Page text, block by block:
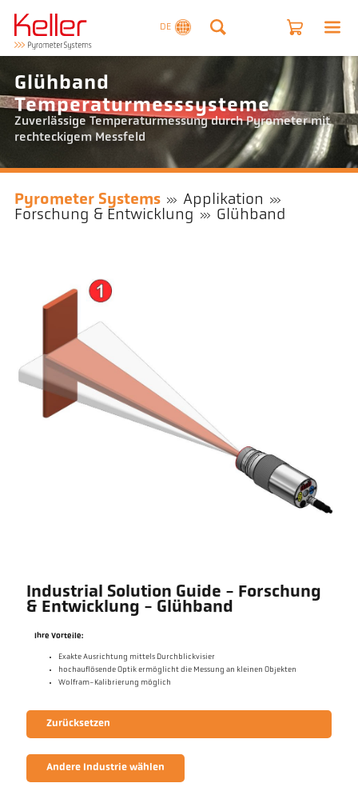
DE
Glühband
Temperaturmesssysteme
Zuverlässige Temperaturmessung durch Pyrometer mit
rechteckigem Messfeld
Pyrometer Systems
Applikation
Forschung & Entwicklung
Glühband
Industrial Solution Guide - Forschung
& Entwicklung - Glühband
Ihre Vorteile:
Exakte Ausrichtung mittels Durchblickvisier
hochauflösende Optik ermöglicht die Messung an kleinen Objekten
Wolfram-Kalibrierung möglich
Zurücksetzen
Andere Industrie wählen